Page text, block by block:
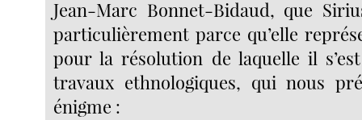
Jean-Marc Bonnet-Bidaud, que
particulièrement parce qu’elle
pour la résolution de laquelle il
travaux ethnologiques, qui nous
énigme :